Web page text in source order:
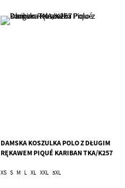
DAMSKA KOSZULKA POLO Z DŁUGIM
RĘKAWEM PIQUÉ KARIBAN TKA/K257
XS S M L XL XXL 3XL